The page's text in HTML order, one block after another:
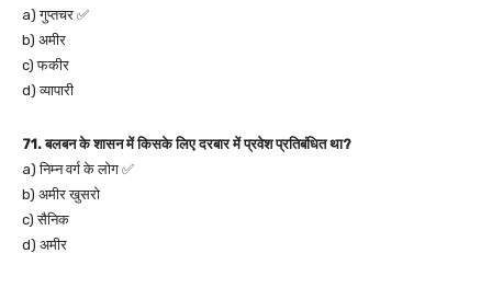
a) गुप्तचर ✅
b) अमीर
c) फकीर
d) व्यापारी
71. बलबन के शासन में किसके लिए दरबार में प्रवेश प्रतिबंधित था?
a) निम्न वर्ग के लोग ✅
b) अमीर खुसरो
c) सैनिक
d) अमीर